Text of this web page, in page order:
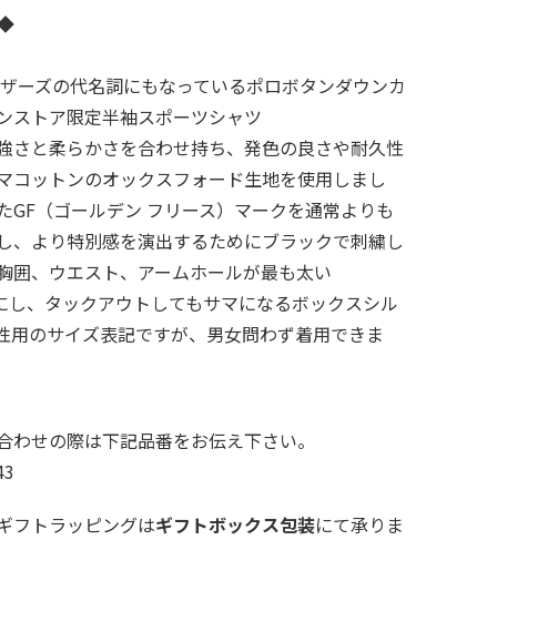
ーズの代名詞にもなっているポロボタンダウンカ
ストア限定半袖スポーツシャツ
さと柔らかさを合わせ持ち、発色の良さや耐久性
コットンのオックスフォード生地を使用しまし
GF（ゴールデン フリース）マークを通常よりも
、より特別感を演出するためにブラックで刺繍し
囲、ウエスト、アームホールが最も太い
、タックアウトしてもサマになるボックスシル
用のサイズ表記ですが、男女問わず着用できま
わせの際は下記品番をお伝え下さい。
フトラッピングはギフトボックス包装にて承りま